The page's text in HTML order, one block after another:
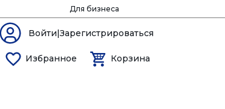
Для бизнеса
Войти|Зарегистрироваться
Избранное Корзина